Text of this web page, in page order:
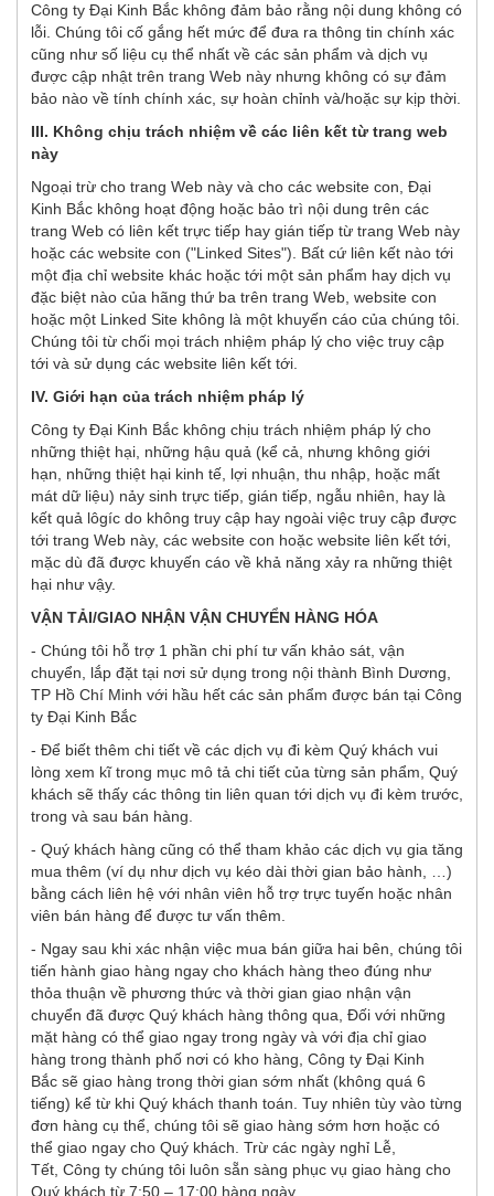
Công ty Đại Kinh Bắc không đảm bảo rằng nội dung không có
lỗi. Chúng tôi cố gắng hết mức để đưa ra thông tin chính xác
cũng như số liệu cụ thể nhất về các sản phẩm và dịch vụ
được cập nhật trên trang Web này nhưng không có sự đảm
bảo nào về tính chính xác, sự hoàn chỉnh và/hoặc sự kịp thời.
III. Không chịu trách nhiệm về các liên kết từ trang web
này
Ngoại trừ cho trang Web này và cho các website con, Đại
Kinh Bắc không hoạt động hoặc bảo trì nội dung trên các
trang Web có liên kết trực tiếp hay gián tiếp từ trang Web này
hoặc các website con ("Linked Sites"). Bất cứ liên kết nào tới
một địa chỉ website khác hoặc tới một sản phẩm hay dịch vụ
đặc biệt nào của hãng thứ ba trên trang Web, website con
hoặc một Linked Site không là một khuyến cáo của chúng tôi.
Chúng tôi từ chối mọi trách nhiệm pháp lý cho việc truy cập
tới và sử dụng các website liên kết tới.
IV. Giới hạn của trách nhiệm pháp lý
Công ty Đại Kinh Bắc không chịu trách nhiệm pháp lý cho
những thiệt hại, những hậu quả (kể cả, nhưng không giới
hạn, những thiệt hại kinh tế, lợi nhuận, thu nhập, hoặc mất
mát dữ liệu) nảy sinh trực tiếp, gián tiếp, ngẫu nhiên, hay là
kết quả lôgíc do không truy cập hay ngoài việc truy cập được
tới trang Web này, các website con hoặc website liên kết tới,
mặc dù đã được khuyến cáo về khả năng xảy ra những thiệt
hại như vậy.
VẬN TẢI/GIAO NHẬN VẬN CHUYỂN HÀNG HÓA
- Chúng tôi hỗ trợ 1 phần chi phí tư vấn khảo sát, vận
chuyển, lắp đặt tại nơi sử dụng trong nội thành Bình Dương,
TP Hồ Chí Minh với hầu hết các sản phẩm được bán tại Công
ty Đại Kinh Bắc
- Để biết thêm chi tiết về các dịch vụ đi kèm Quý khách vui
lòng xem kĩ trong mục mô tả chi tiết của từng sản phẩm, Quý
khách sẽ thấy các thông tin liên quan tới dịch vụ đi kèm trước,
trong và sau bán hàng.
- Quý khách hàng cũng có thể tham khảo các dịch vụ gia tăng
mua thêm (ví dụ như dịch vụ kéo dài thời gian bảo hành, …)
bằng cách liên hệ với nhân viên hỗ trợ trực tuyến hoặc nhân
viên bán hàng để được tư vấn thêm.
- Ngay sau khi xác nhận việc mua bán giữa hai bên, chúng tôi
tiến hành giao hàng ngay cho khách hàng theo đúng như
thỏa thuận về phương thức và thời gian giao nhận vận
chuyển đã được Quý khách hàng thông qua, Đối với những
mặt hàng có thể giao ngay trong ngày và với địa chỉ giao
hàng trong thành phố nơi có kho hàng, Công ty Đại Kinh
Bắc sẽ giao hàng trong thời gian sớm nhất (không quá 6
tiếng) kể từ khi Quý khách thanh toán. Tuy nhiên tùy vào từng
đơn hàng cụ thể, chúng tôi sẽ giao hàng sớm hơn hoặc có
thể giao ngay cho Quý khách. Trừ các ngày nghỉ Lễ,
Tết, Công ty chúng tôi luôn sẵn sàng phục vụ giao hàng cho
Quý khách từ 7:50 – 17:00 hàng ngày.